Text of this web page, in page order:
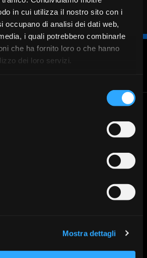
in cui utilizza il nostro sito con i
occupano di analisi dei dati web,
i quali potrebbero combinarle
che ha fornito loro o che hanno
dei loro servizi.
Mostra dettagli
imprese
Cerca la filiale di Banca
Valsabbina più vicina a te:
Trova la tua filiale